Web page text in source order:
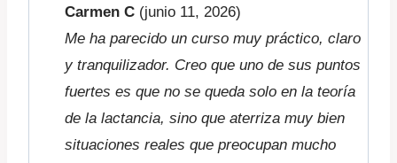
Carmen C (junio 11, 2026)
Me ha parecido un curso muy práctico, claro
y tranquilizador. Creo que uno de sus puntos
fuertes es que no se queda solo en la teoría
de la lactancia, sino que aterriza muy bien
situaciones reales que preocupan mucho